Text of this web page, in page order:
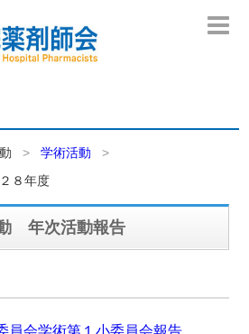
学術活動
８年度
年次活動報告
会学術第１小委員会報告